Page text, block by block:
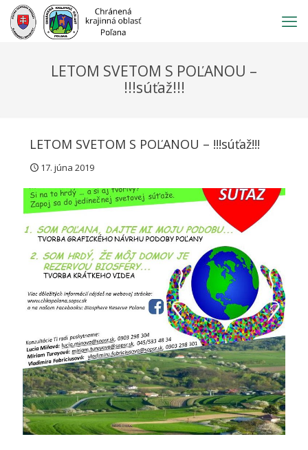
Prejsť
obsah
LETOM SVETOM S POĽANOU –
!!!súťaž!!!
LETOM SVETOM S POĽANOU – !!!súťaž!!!
17. júna 2019